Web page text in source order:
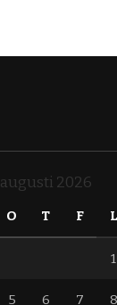
augusti 2026
O T F L
1
5 6 7 8